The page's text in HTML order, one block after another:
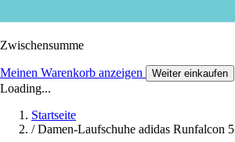
Zwischensumme
Meinen Warenkorb anzeigen Weiter einkaufen
Loading...
Startseite
/ Damen-Laufschuhe adidas Runfalcon 5